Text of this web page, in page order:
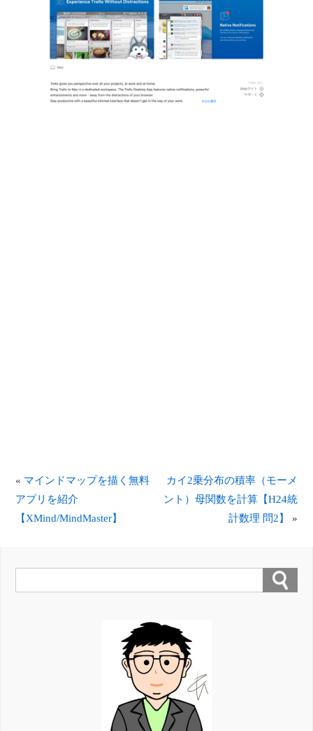
« マインドマップを描く無料
アプリを紹介
【XMind/MindMaster】
カイ2乗分布の積率（モーメ
ント）母関数を計算【H24統
計数理 問2】
»